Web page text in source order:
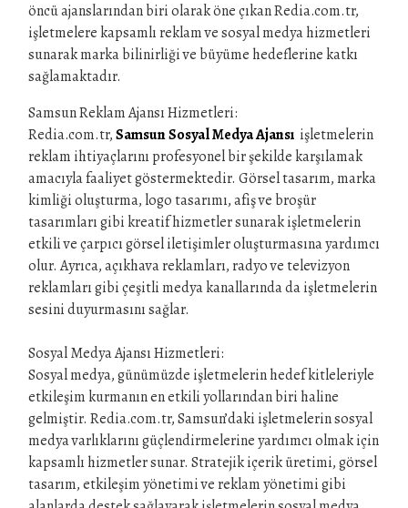
öncü ajanslarından biri olarak öne çıkan Redia.com.tr,
işletmelere kapsamlı reklam ve sosyal medya hizmetleri
sunarak marka bilinirliği ve büyüme hedeflerine katkı
sağlamaktadır.
Samsun Reklam Ajansı Hizmetleri:
Redia.com.tr,Samsun Sosyal Medya Ajansı işletmelerin
reklam ihtiyaçlarını profesyonel bir şekilde karşılamak
amacıyla faaliyet göstermektedir. Görsel tasarım, marka
kimliği oluşturma, logo tasarımı, afiş ve broşür
tasarımları gibi kreatif hizmetler sunarak işletmelerin
etkili ve çarpıcı görsel iletişimler oluşturmasına yardımcı
olur. Ayrıca, açıkhava reklamları, radyo ve televizyon
reklamları gibi çeşitli medya kanallarında da işletmelerin
sesini duyurmasını sağlar.
Sosyal Medya Ajansı Hizmetleri:
Sosyal medya, günümüzde işletmelerin hedef kitleleriyle
etkileşim kurmanın en etkili yollarından biri haline
gelmiştir. Redia.com.tr, Samsun’daki işletmelerin sosyal
medya varlıklarını güçlendirmelerine yardımcı olmak için
kapsamlı hizmetler sunar. Stratejik içerik üretimi, görsel
tasarım, etkileşim yönetimi ve reklam yönetimi gibi